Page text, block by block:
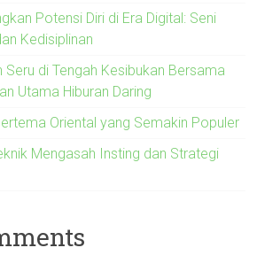
Potensi Diri di Era Digital: Seni
Kedisiplinan
di Tengah Kesibukan Bersama
Utama Hiburan Daring
Oriental yang Semakin Populer
Mengasah Insting dan Strategi